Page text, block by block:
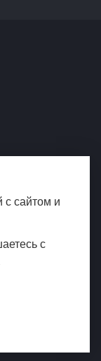
с сайтом и
с